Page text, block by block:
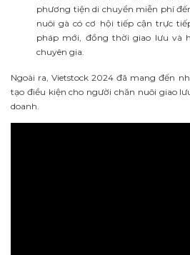
phương tiện di chuyển miễn phí
nuôi gà có cơ hội tiếp cận trực
pháp mới, đồng thời giao lưu và
chuyên gia.
Ngoài ra, Vietstock 2024 đã mang đến
tạo điều kiện cho người chăn nuôi giao
doanh.